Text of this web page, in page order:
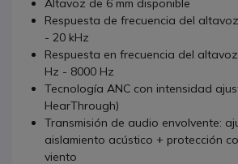
Altavoz de 6 mm disponible
Respuesta de frecuencia del
- 20 kHz
Respuesta en frecuencia del
Hz - 8000 Hz
Tecnología ANC con intensidad
HearThrough)
Transmisión de audio envolvente:
aislamiento acústico + protección
viento